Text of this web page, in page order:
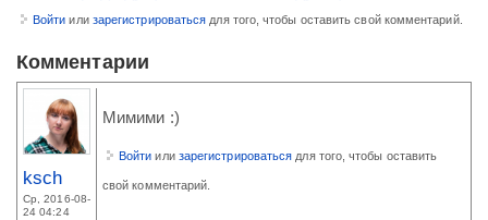
Войти или зарегистрироваться для того, чтобы оставить свой комментарий.
Комментарии
ksch
Ср, 2016-08-
24 04:24
Мимими :)
Войти или зарегистрироваться для того, чтобы оставить
свой комментарий.